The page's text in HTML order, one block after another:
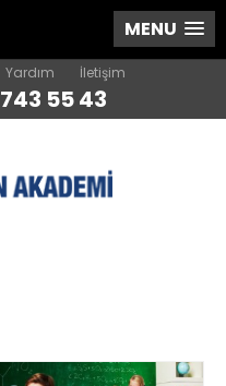
MENU
Yardım İletişim
55 43